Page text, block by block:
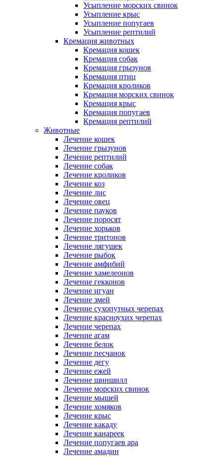
Усыпление морских свинок
Усыпление крыс
Усыпление попугаев
Усыпление рептилий
Кремация животных
Кремация кошек
Кремация собак
Кремация грызунов
Кремация птиц
Кремация кроликов
Кремация морских свинок
Кремация крыс
Кремация попугаев
Кремация рептилий
Животные
Лечение кошек
Лечение грызунов
Лечение рептилий
Лечение собак
Лечение кроликов
Лечение коз
Лечение лис
Лечение овец
Лечение пауков
Лечение поросят
Лечение хорьков
Лечение тритонов
Лечение лягушек
Лечение рыбок
Лечение амфибий
Лечение хамелеонов
Лечение гекконов
Лечение игуан
Лечение змей
Лечение сухопутных черепах
Лечение красноухих черепах
Лечение черепах
Лечение агам
Лечение белок
Лечение песчанок
Лечение дегу
Лечение ежей
Лечение шиншилл
Лечение морских свинок
Лечение мышей
Лечение хомяков
Лечение крыс
Лечение какаду
Лечение канареек
Лечение попугаев ара
Лечение амадин